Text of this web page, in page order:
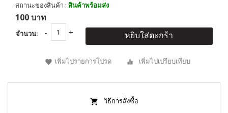
สถานะของสินค้า : สินค้าพร้อมส่ง
100 บาท
จำนวน: หยิบใส่ตะกร้า
เพิ่มไปรายการโปรด เพิ่มไปเปรียบเทียบ
วิธีการสั่งซื้อ